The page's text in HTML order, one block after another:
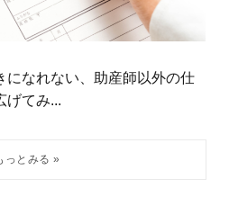
になれない、助産師以外の仕
げてみ...